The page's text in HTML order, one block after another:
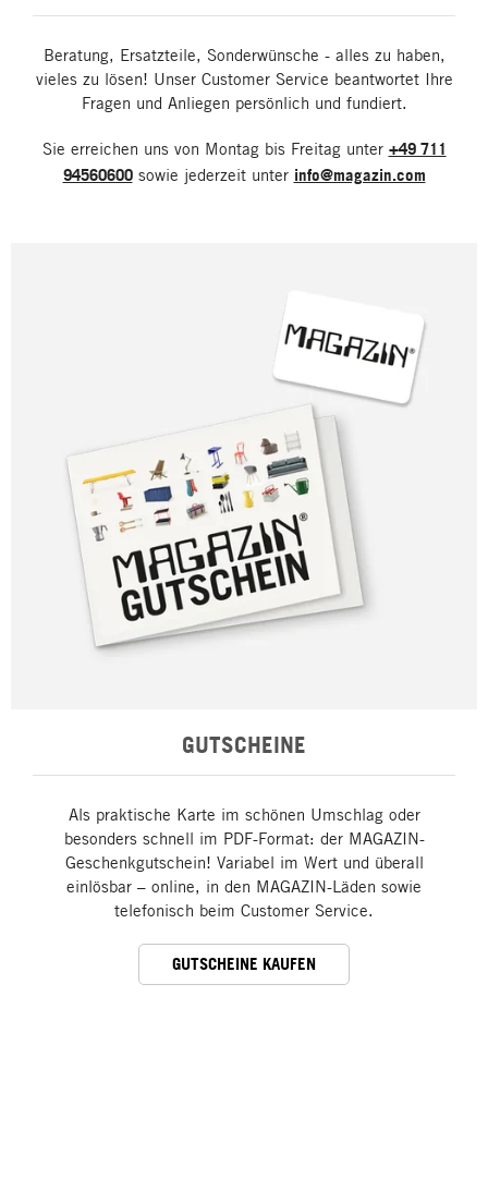
Beratung, Ersatzteile, Sonderwünsche - alles zu haben,
vieles zu lösen! Unser Customer Service beantwortet Ihre
Fragen und Anliegen persönlich und fundiert.
Sie erreichen uns von Montag bis Freitag unter +49 711
94560600sowie jederzeit unter info@magazin.com
GUTSCHEINE
Als praktische Karte im schönen Umschlag oder
besonders schnell im PDF-Format: der MAGAZIN-
Geschenkgutschein! Variabel im Wert und überall
einlösbar – online, in den MAGAZIN-Läden sowie
telefonisch beim Customer Service.
GUTSCHEINE KAUFEN